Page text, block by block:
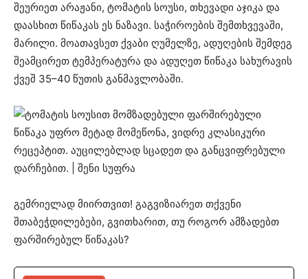
შეურიეთ არაჟანი, ტომატის სოუსი, თხევადი აჯიკა და
დაასხით წიწაკას ეს ნაზავი. საჭიროების შემთხვევაში,
მარილი. მოათავსეთ ქვაბი ღუმელზე, ადუღების შემდეგ
შეამცირეთ ტემპერატურა და ადუღეთ წიწაკა სახურავის
ქვეშ 35–40 წუთის განმავლობაში.
გემრიელად მიირთვით! გაგვიზიარეთ თქვენი
შთაბეჭდილებები, გვითხარით, თუ როგორ ამზადებთ
ფარშირებულ წიწაკას?